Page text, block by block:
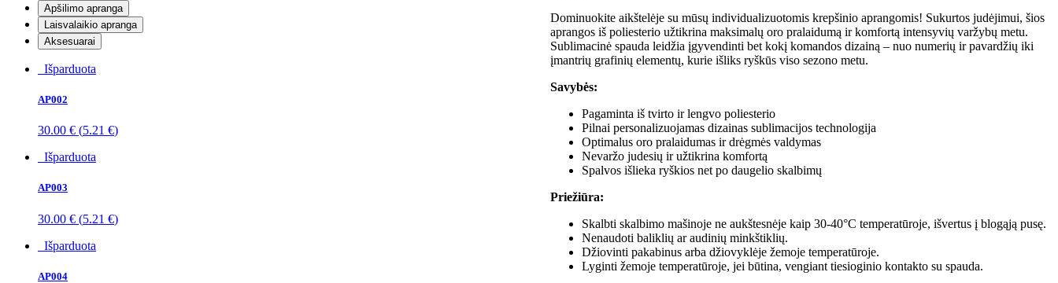
Dominuokite aikštelėje su mūsų individualizuotomis krepšinio aprangomis! Sukurtos judėjimui, šios
aprangos iš poliesterio užtikrina maksimalų oro pralaidumą ir komfortą intensyvių varžybų metu.
Sublimacinė spauda leidžia įgyvendinti bet kokį komandos dizainą – nuo numerių ir pavardžių iki
įmantrių grafinių elementų, kurie išliks ryškūs viso sezono metu.
Savybės:
Pagaminta iš tvirto ir lengvo poliesterio
Pilnai personalizuojamas dizainas sublimacijos technologija
Optimalus oro pralaidumas ir drėgmės valdymas
Nevaržo judesių ir užtikrina komfortą
Spalvos išlieka ryškios net po daugelio skalbimų
Priežiūra:
Skalbti skalbimo mašinoje ne aukštesnėje kaip 30-40°C temperatūroje, išvertus į blogąją pusę.
Nenaudoti baliklių ar audinių minkštiklių.
Džiovinti pakabinus arba džiovyklėje žemoje temperatūroje.
Lyginti žemoje temperatūroje, jei būtina, vengiant tiesioginio kontakto su spauda.
Apšilimo apranga
Laisvalaikio apranga
Aksesuarai
Išparduota
AP002
30.00 € (5.21 €)
Išparduota
AP003
30.00 € (5.21 €)
Išparduota
AP004